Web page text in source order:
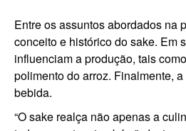
Entre os assuntos abordados na
conceito e histórico do sake. Em
influenciam a produção, tais
polimento do arroz. Finalmente,
bebida.
“O sake realça não apenas a